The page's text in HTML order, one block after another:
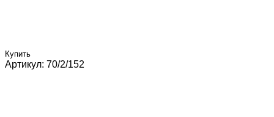
Купить
Артикул: 70/2/152